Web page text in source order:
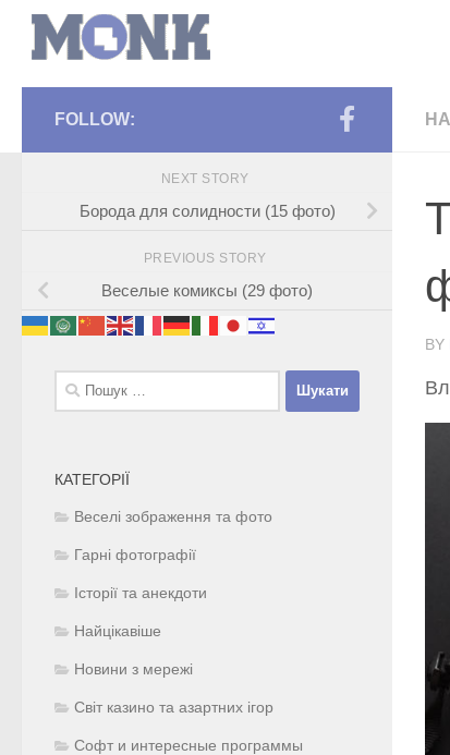
BY
FOLLOW:
NEXT STORY
Борода для солидности (15 фото)
PREVIOUS STORY
Веселые комиксы (29 фото)
Пошук:
КАТЕГОРІЇ
Веселі зображення та фото
Гарні фотографії
Історії та анекдоти
Найцікавіше
Новини з мережі
Світ казино та азартних ігор
Софт и интересные программы